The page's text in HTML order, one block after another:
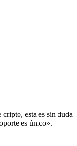
esta es sin duda
es único».